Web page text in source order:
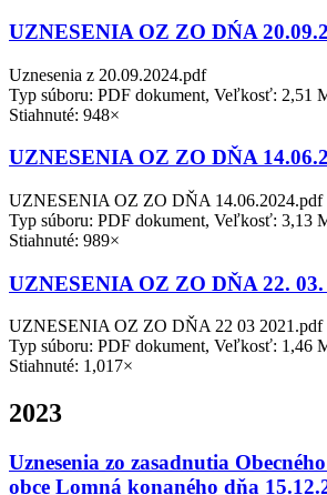
UZNESENIA OZ ZO DŃA
Uznesenia z 20.09.2024.pdf
Typ súboru: PDF dokument, Veľkosť: 2,51
Stiahnuté: 948×
UZNESENIA OZ ZO DŇA
UZNESENIA OZ ZO DŇA 14.06.2024.pdf
Typ súboru: PDF dokument, Veľkosť: 3,13
Stiahnuté: 989×
UZNESENIA OZ ZO DŇA 22. 03.
UZNESENIA OZ ZO DŇA 22 03 2021.pdf
Typ súboru: PDF dokument, Veľkosť: 1,46
Stiahnuté: 1,017×
2023
Uznesenia zo zasadnutia
obce Lomná konaného dňa